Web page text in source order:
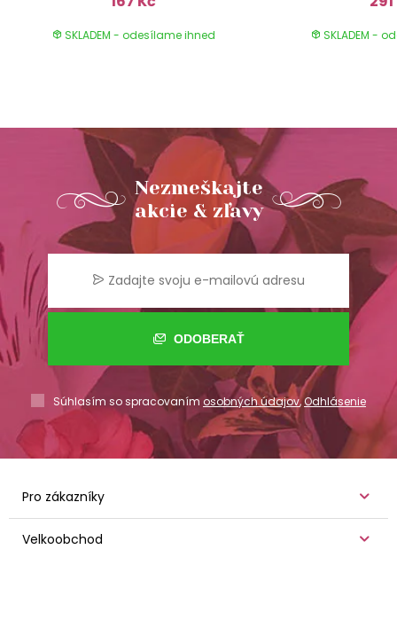
SKLADEM - odesílame ihned SKLADEM -
Nezmeškajte
akcie & zľavy
ODOBERAŤ
Súhlasím so spracovaním osobných údajov,Odhlásenie
Pro zákazníky
Velkoobchod